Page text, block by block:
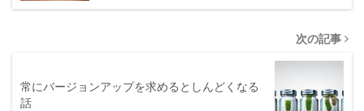
次の記事
常にバージョンアップを求めるとしんどくなる
話